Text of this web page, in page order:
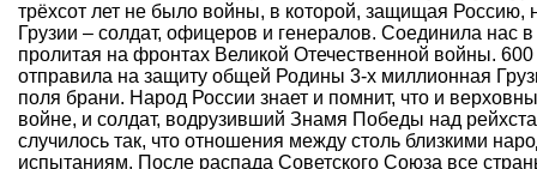
трёхсот лет не было войны, в которой, защищая
Грузии – солдат, офицеров и генералов. Соединила нас
пролитая на фронтах Великой Отечественной войны.
отправила на защиту общей Родины 3-х миллионная
поля брани. Народ России знает и помнит, что и
войне, и солдат, водрузивший Знамя Победы над
случилось так, что отношения между столь близкими
испытаниям. После распада Советского Союза все